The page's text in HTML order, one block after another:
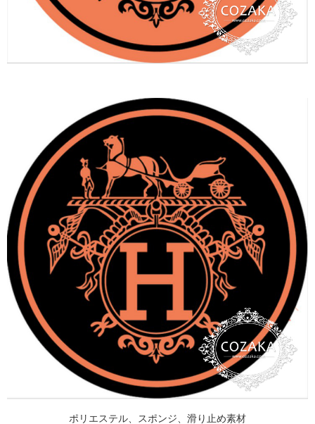
ポリエステル、スポンジ、滑り止め素材